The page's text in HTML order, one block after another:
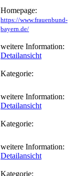
Homepage:
https://www.frauenbund-
bayern.de/
weitere Information:
Detailansicht
Kategorie:
weitere Information:
Detailansicht
Kategorie:
weitere Information:
Detailansicht
Kategorie: